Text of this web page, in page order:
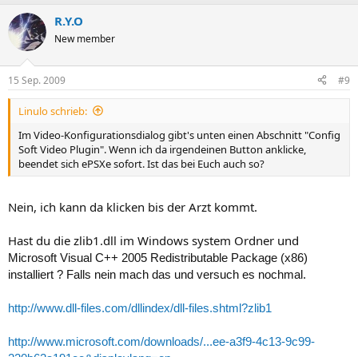
R.Y.O
New member
15 Sep. 2009 #9
Linulo schrieb:
Im Video-Konfigurationsdialog gibt's unten einen Abschnitt "Config
Soft Video Plugin". Wenn ich da irgendeinen Button anklicke,
beendet sich ePSXe sofort. Ist das bei Euch auch so?
Nein, ich kann da klicken bis der Arzt kommt.
Hast du die zlib1.dll im Windows system Ordner und
Microsoft Visual C++ 2005 Redistributable Package (x86)
installiert ? Falls nein mach das und versuch es nochmal.
http://www.dll-files.com/dllindex/dll-files.shtml?zlib1
http://www.microsoft.com/downloads/...ee-a3f9-4c13-9c99-